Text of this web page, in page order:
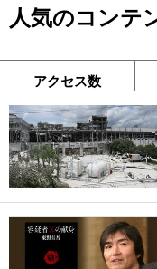
人気のコンテ
アクセス数